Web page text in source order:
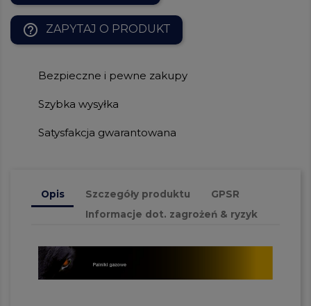
help_outline ZAPYTAJ O PRODUKT
Bezpieczne i pewne zakupy
Szybka wysyłka
Satysfakcja gwarantowana
Opis Szczegóły produktu
GPSR
Informacje dot. zagrożeń & ryzyk